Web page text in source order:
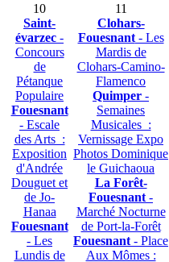
10
Saint-
évarzec -
Concours
de
Pétanque
Populaire
Fouesnant
- Escale
des Arts :
Exposition
d'Andrée
Douguet et
de Jo-
Hanaa
Fouesnant
- Les
Lundis de
11
Clohars-
Fouesnant- Les
Mardis de
Clohars-Camino-
Flamenco
Quimper -
Semaines
Musicales :
Vernissage Expo
Photos Dominique
le Guichaoua
La Forêt-
Fouesnant -
Marché Nocturne
de Port-la-Forêt
Fouesnant - Place
Aux Mômes :